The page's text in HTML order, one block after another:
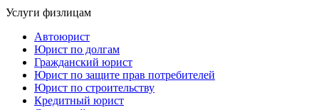
Услуги физлицам
Автоюрист
Юрист по долгам
Гражданский юрист
Юрист по защите прав потребителей
Юрист по строительству
Кредитный юрист